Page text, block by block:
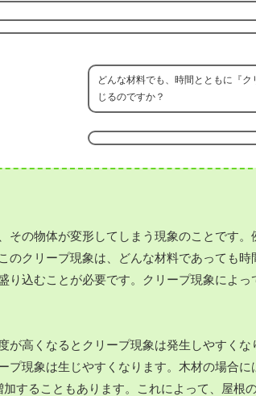
どんな材料でも、時間とともに『ク
じるのですか？
その物体が変形してしまう現象のことです
のクリープ現象は、どんな材料であっても
り込むことが必要です。クリープ現象によ
高くなるとクリープ現象は発生しやすくな
プ現象は生じやすくなります。木材の場合
することもあります。これによって、屋根